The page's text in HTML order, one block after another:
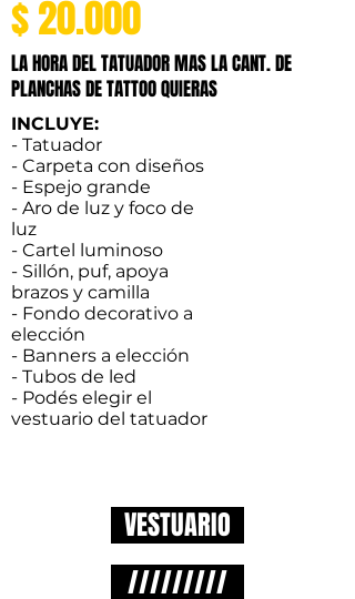
$ 20.000
LA HORA DEL TATUADOR MAS LA CANT. DE
PLANCHAS DE TATTOO QUIERAS
INCLUYE:
- Tatuador
- Carpeta con diseños
- Espejo grande
- Aro de luz y foco de
luz
- Cartel luminoso
- Sillón, puf, apoya
brazos y camilla
- Fondo decorativo a
elección
- Banners a elección
- Tubos de led
- Podés elegir el
vestuario del tatuador
VESTUARIO
/////////